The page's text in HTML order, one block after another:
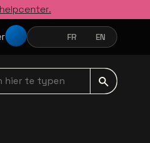
NEDERLANDSFRANÇAIS
FR ENGLISH
EN
te typen navbar